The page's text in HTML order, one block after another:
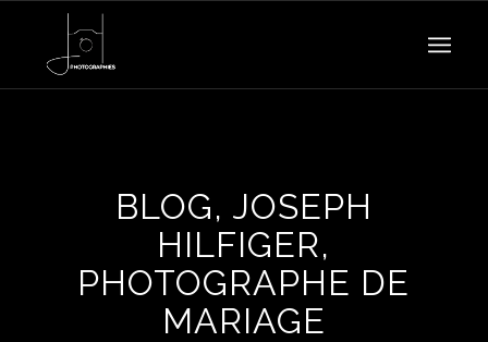
BLOG, JOSEPH
HILFIGER,
PHOTOGRAPHE DE
MARIAGE